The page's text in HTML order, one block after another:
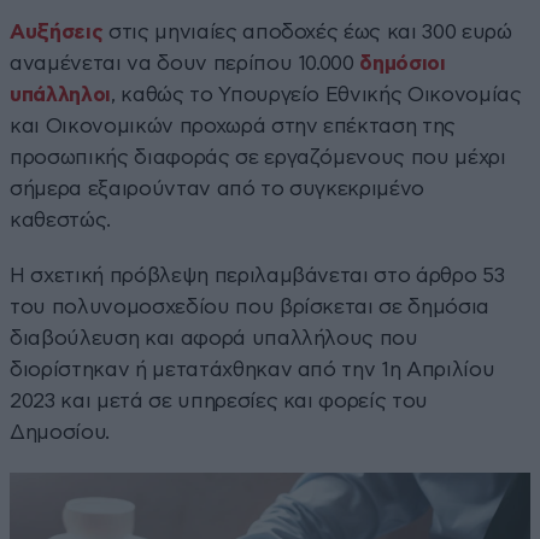
Αυξήσεις στις μηνιαίες αποδοχές έως και 300 ευρώ
αναμένεται να δουν περίπου 10.000 δημόσιοι
υπάλληλοι, καθώς το Υπουργείο Εθνικής Οικονομίας
και Οικονομικών προχωρά στην επέκταση της
προσωπικής διαφοράς σε εργαζόμενους που μέχρι
σήμερα εξαιρούνταν από το συγκεκριμένο
καθεστώς.
Η σχετική πρόβλεψη περιλαμβάνεται στο άρθρο 53
του πολυνομοσχεδίου που βρίσκεται σε δημόσια
διαβούλευση και αφορά υπαλλήλους που
διορίστηκαν ή μετατάχθηκαν από την 1η Απριλίου
2023 και μετά σε υπηρεσίες και φορείς του
Δημοσίου.